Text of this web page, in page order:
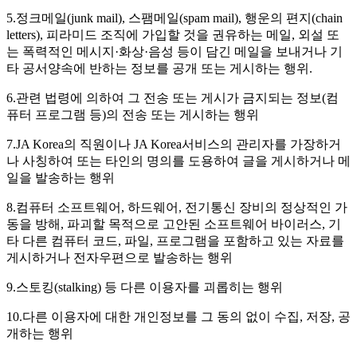
5.정크메일(junk mail), 스팸메일(spam mail), 행운의 편지(chain
letters), 피라미드 조직에 가입할 것을 권유하는 메일, 외설 또
는 폭력적인 메시지·화상·음성 등이 담긴 메일을 보내거나 기
타 공서양속에 반하는 정보를 공개 또는 게시하는 행위.
6.관련 법령에 의하여 그 전송 또는 게시가 금지되는 정보(컴
퓨터 프로그램 등)의 전송 또는 게시하는 행위
7.JA Korea의 직원이나 JA Korea서비스의 관리자를 가장하거
나 사칭하여 또는 타인의 명의를 도용하여 글을 게시하거나 메
일을 발송하는 행위
8.컴퓨터 소프트웨어, 하드웨어, 전기통신 장비의 정상적인 가
동을 방해, 파괴할 목적으로 고안된 소프트웨어 바이러스, 기
타 다른 컴퓨터 코드, 파일, 프로그램을 포함하고 있는 자료를
게시하거나 전자우편으로 발송하는 행위
9.스토킹(stalking) 등 다른 이용자를 괴롭히는 행위
10.다른 이용자에 대한 개인정보를 그 동의 없이 수집, 저장, 공
개하는 행위